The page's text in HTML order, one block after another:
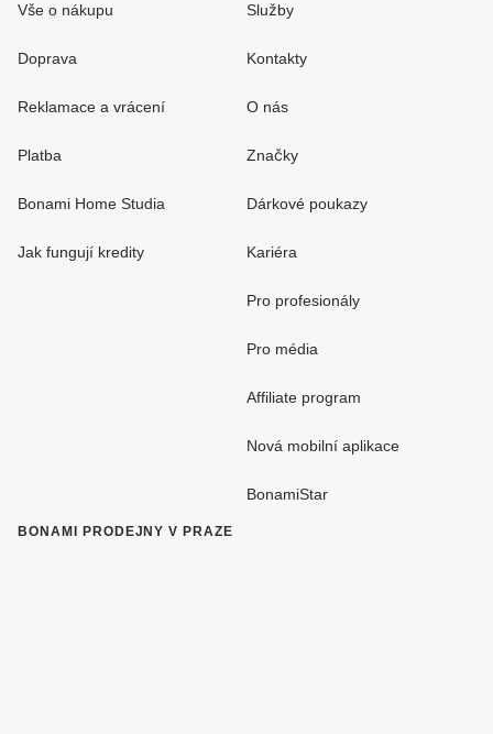
Vše o nákupu
Doprava
Reklamace a vrácení
Platba
Bonami Home Studia
Jak fungují kredity
Služby
Kontakty
O nás
Značky
Dárkové poukazy
Kariéra
Pro profesionály
Pro média
Affiliate program
Nová mobilní aplikace
BonamiStar
BONAMI PRODEJNY V PRAZE